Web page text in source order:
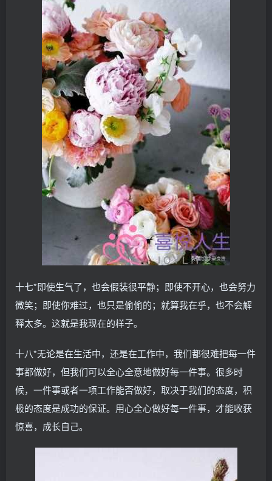
十七*即使生气了，也会假装很平静；即使不开心，也会努力
微笑；即使你难过，也只是偷偷的；就算我在乎，也不会解
释太多。这就是我现在的样子。
十八*无论是在生活中，还是在工作中，我们都很难把每一件
事都做好，但我们可以全心全意地做好每一件事。很多时
候，一件事或者一项工作能否做好，取决于我们的态度，积
极的态度是成功的保证。用心全心做好每一件事，才能收获
惊喜，成长自己。